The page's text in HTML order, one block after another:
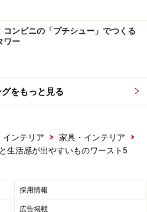
るのが一番まとまりが出ます
くいものも出てきます。そん
けでもシンプルな印象になり
すが、どこに置いても目立ちま
に役立つのが、最近100円均
コンビニの「プチシュー」でつくる
ワー
をもっと見る
インテリア > 家具・インテリア
>
生活感が出やすいものワースト5
採用情報
広告掲載